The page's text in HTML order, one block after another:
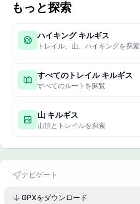
もっと探索
ハイキング キルギス
トレイル、山、ハイキングを探索
すべてのトレイル キルギス
すべてのルートを閲覧
山 キルギス
山頂とトレイルを探索
ナビゲート
GPXをダウンロード